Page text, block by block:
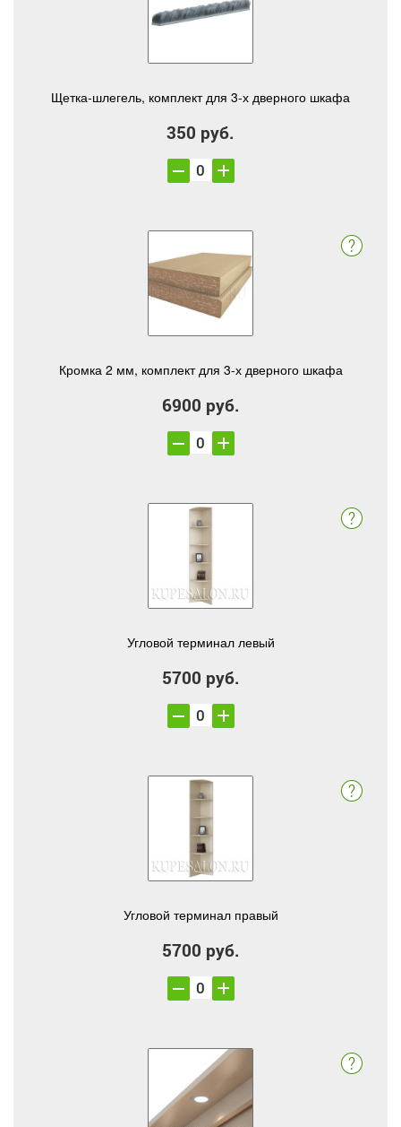
Щетка-шлегель, комплект для 3-х дверного шкафа
350 руб.
Кромка 2 мм, комплект для 3-х дверного шкафа
6900 руб.
Угловой терминал левый
5700 руб.
Угловой терминал правый
5700 руб.